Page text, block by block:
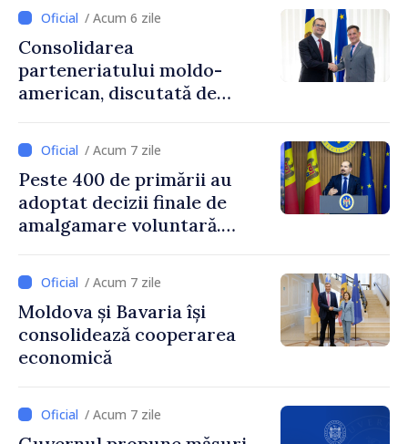
/ Acum 6 zile
Consolidarea
parteneriatului moldo-
american, discutată de
și însărcinatul cu afaceri al
SUA, Nick Pietrowicz
/ Acum 7 zile
Peste 400 de primării au
adoptat decizii finale de
amalgamare voluntară.
Guvernului, Alexei Buzu:
„85,5% dintre primării au
inițiat procesul. Le
mulțumim aleșilor locali
pentru că au pus pe primul
dezvoltar
/ Acum 7 zile
Moldova și Bavaria își
consolidează cooperarea
economică
/ Acum 7 zile